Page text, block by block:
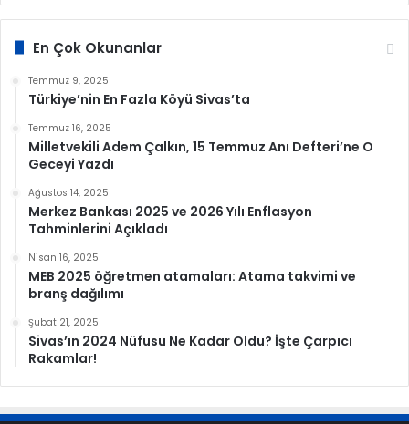
En Çok Okunanlar
Temmuz 9, 2025
Türkiye’nin En Fazla Köyü Sivas’ta
Temmuz 16, 2025
Milletvekili Adem Çalkın, 15 Temmuz Anı Defteri’ne O
Geceyi Yazdı
Ağustos 14, 2025
Merkez Bankası 2025 ve 2026 Yılı Enflasyon
Tahminlerini Açıkladı
Nisan 16, 2025
MEB 2025 öğretmen atamaları: Atama takvimi ve
branş dağılımı
Şubat 21, 2025
Sivas’ın 2024 Nüfusu Ne Kadar Oldu? İşte Çarpıcı
Rakamlar!